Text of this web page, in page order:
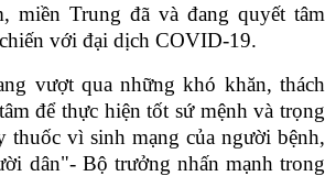
miền Trung đã và đang quyết tâm
với đại dịch COVID-19.
vượt qua những khó khăn, thách
để thực hiện tốt sứ mệnh và trọng
thuốc vì sinh mạng của người bệnh,
dân"- Bộ trưởng nhấn mạnh trong